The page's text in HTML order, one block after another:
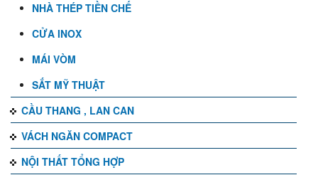
NHÀ THÉP TIỀN CHẾ
CỬA INOX
MÁI VÒM
SẮT MỸ THUẬT
CẦU THANG , LAN CAN
VÁCH NGĂN COMPACT
NỘI THẤT TỔNG HỢP